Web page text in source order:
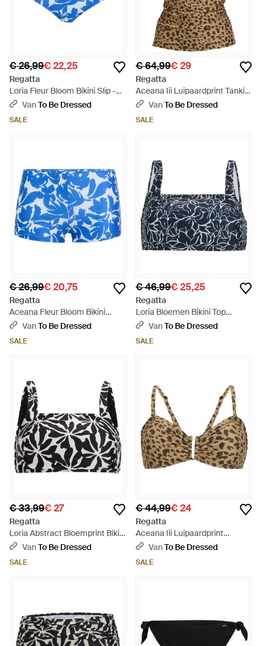
€ 26,99€ 22,25
Regatta
Loria Fleur Bloom Bikini Slip -
Blauw
VanTo Be Dressed
SALE
€ 64,99€ 29
Regatta
Aceana Iii Luipaardprint Tankini
Top (Veelkleurig) - Bruin
VanTo Be Dressed
SALE
€ 26,99€ 20,75
Regatta
Aceana Fleur Bloom Bikini
Shorts - Blauw
VanTo Be Dressed
SALE
€ 46,99€ 25,25
Regatta
Loria Bloemen Bikini Top
(Marineblauw)
VanTo Be Dressed
SALE
€ 33,99€ 27
Regatta
Loria Abstract Bloemprint Bikini
Top - Zwart
VanTo Be Dressed
SALE
€ 44,99€ 24
Regatta
Aceana Iii Luipaardprint
Bikinitop (Veelkleurig) - Bruin
VanTo Be Dressed
SALE